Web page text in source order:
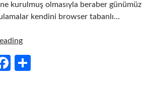
kurulmuş olmasıyla beraber günümüz
kendini browser tabanlı…
Asp.Net
API
Fa